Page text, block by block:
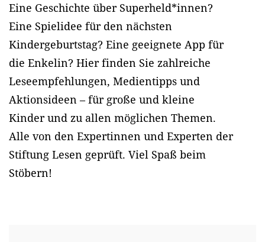
Eine Geschichte über Superheld*innen?
Eine Spielidee für den nächsten
Kindergeburtstag? Eine geeignete App für
die Enkelin? Hier finden Sie zahlreiche
Leseempfehlungen, Medientipps und
Aktionsideen – für große und kleine
Kinder und zu allen möglichen Themen.
Alle von den Expertinnen und Experten der
Stiftung Lesen geprüft. Viel Spaß beim
Stöbern!